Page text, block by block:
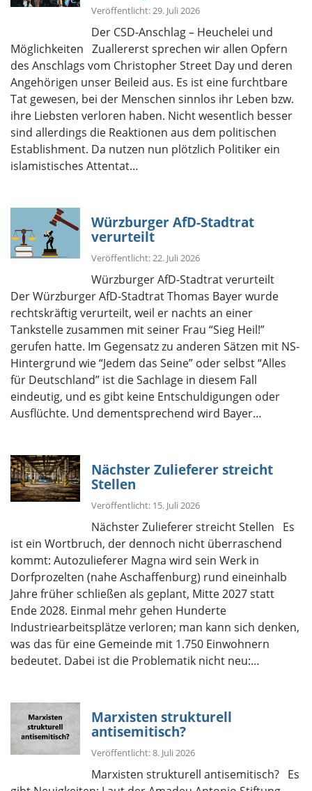
Veröffentlicht: 29. Juli 2026
Der CSD-Anschlag – Heuchelei und
Möglichkeiten Zuallererst sprechen wir allen Opfern
des Anschlags vom Christopher Street Day und deren
Angehörigen unser Beileid aus. Es ist eine furchtbare
Tat gewesen, bei der Menschen sinnlos ihr Leben bzw.
ihre Liebsten verloren haben. Nicht wesentlich besser
sind allerdings die Reaktionen aus dem politischen
Establishment. Da nutzen nun plötzlich Politiker ein
islamistisches Attentat…
Würzburger AfD-Stadtrat
verurteilt
Veröffentlicht: 22. Juli 2026
Würzburger AfD-Stadtrat verurteilt
Der Würzburger AfD-Stadtrat Thomas Bayer wurde
rechtskräftig verurteilt, weil er nachts an einer
Tankstelle zusammen mit seiner Frau “Sieg Heil!”
gerufen hatte. Im Gegensatz zu anderen Sätzen mit NS-
Hintergrund wie “Jedem das Seine” oder selbst “Alles
für Deutschland” ist die Sachlage in diesem Fall
eindeutig, und es gibt keine Entschuldigungen oder
Ausflüchte. Und dementsprechend wird Bayer…
Nächster Zulieferer streicht
Stellen
Veröffentlicht: 15. Juli 2026
Nächster Zulieferer streicht Stellen Es
ist ein Wortbruch, der dennoch nicht überraschend
kommt: Autozulieferer Magna wird sein Werk in
Dorfprozelten (nahe Aschaffenburg) rund eineinhalb
Jahre früher schließen als geplant, Mitte 2027 statt
Ende 2028. Einmal mehr gehen Hunderte
Industriearbeitsplätze verloren; man kann sich denken,
was das für eine Gemeinde mit 1.750 Einwohnern
bedeutet. Dabei ist die Problematik nicht neu:…
Marxisten strukturell
antisemitisch?
Veröffentlicht: 8. Juli 2026
Marxisten strukturell antisemitisch? Es